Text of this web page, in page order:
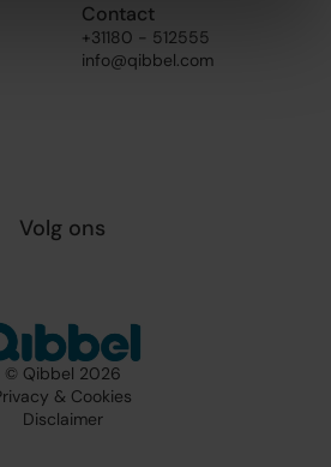
Volg ons
Contact
+31180 - 512555
info@qibbel.com
© Qibbel 2026
& Cookies
Disclaimer